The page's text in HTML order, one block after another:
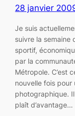
28 janvier
Je suis
suivre la semaine
sportif,
par la
Métropole. C’est
nouvelle fois
photographique.
plaît d’avantage…